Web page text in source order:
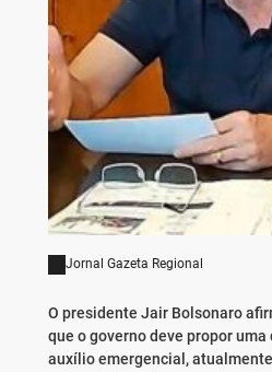
Jornal Gazeta Regional
O presidente Jair Bolsonaro
que o governo deve propor
auxílio emergencial,